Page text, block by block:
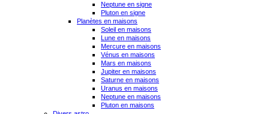
Neptune en signe
Pluton en signe
Planètes en maisons
Soleil en maisons
Lune en maisons
Mercure en maisons
Vénus en maisons
Mars en maisons
Jupiter en maisons
Saturne en maisons
Uranus en maisons
Neptune en maisons
Pluton en maisons